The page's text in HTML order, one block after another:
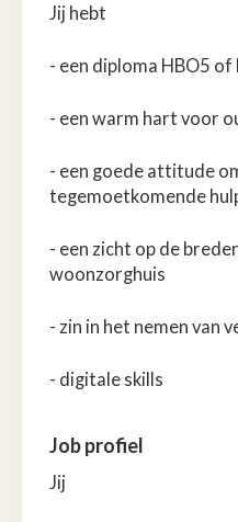
Jij hebt
- een diploma HBO5
- een warm hart voor
- een goede attitude
tegemoetkomende
- een zicht op de
woonzorghuis
- zin in het nemen van
- digitale skills
Job profiel
Jij